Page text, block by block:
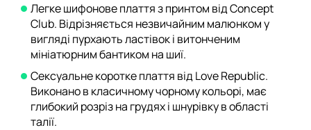
Легке шифонове плаття з принтом від Concept
Club. Відрізняється незвичайним малюнком у
вигляді пурхають ластівок і витонченим
мініатюрним бантиком на шиї.
Сексуальне коротке плаття від Love Republic.
Виконано в класичному чорному кольорі, має
глибокий розріз на грудях і шнурівку в області
талії.